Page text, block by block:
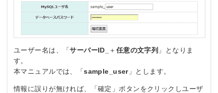
ユーザー名は、「サーバーID_ ＋ 任意の文字列 」となりま
す。
本マニュアルでは、「sample_user」とします。
情報に誤りが無ければ、「確定」ボタンをクリックしユーザ